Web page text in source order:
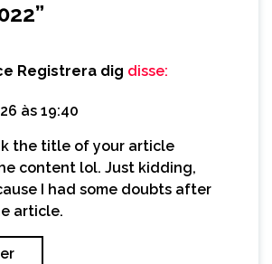
”
Registrera dig disse:
às 19:40
the title of your article
content lol. Just kidding,
I had some doubts after
article.